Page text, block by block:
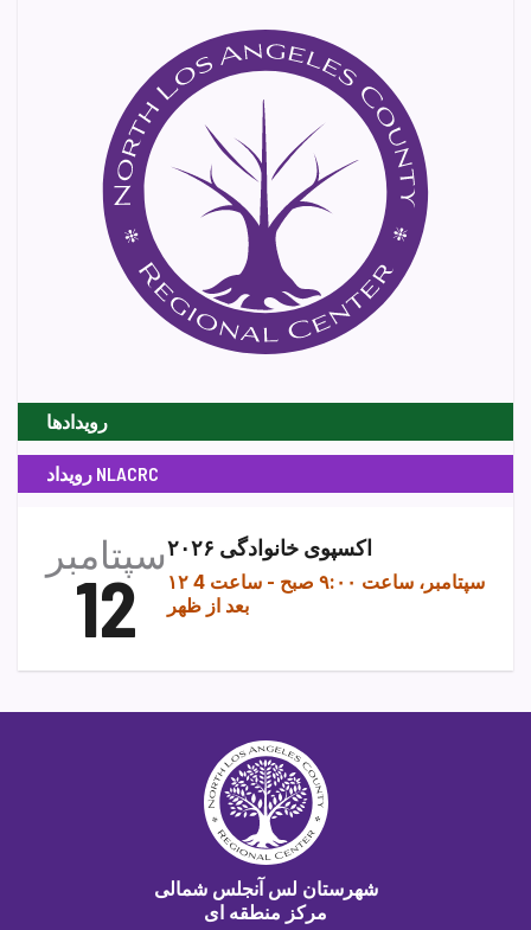
رویدادها
رویداد NLACRC
سپتامبر
12
اکسپوی خانوادگی ۲۰۲۶
۱۲ سپتامبر، ساعت ۹:۰۰ صبح -
ساعت 4
بعد از ظهر
شهرستان لس آنجلس شمالی
مرکز منطقه ای